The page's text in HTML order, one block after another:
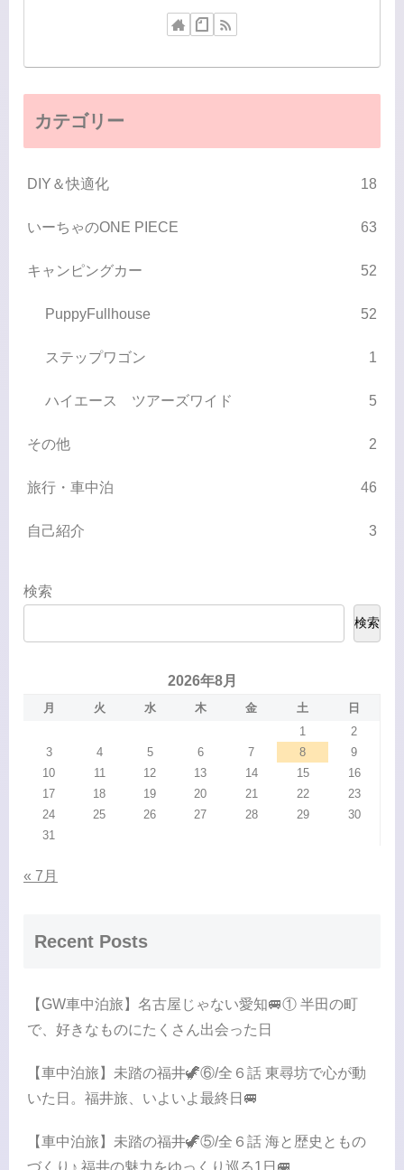
カテゴリー
DIY＆快適化 18
いーちゃのONE PIECE 63
キャンピングカー 52
PuppyFullhouse 52
ステップワゴン 1
ハイエース ツアーズワイド 5
その他 2
旅行・車中泊 46
自己紹介 3
検索
検索
2026年8月
月 火 水 木 金 土
日
1
2
3
4 5 6 7 8
9
10
11 12 13 14 15
16
17
18 19 20 21 22
23
24
25 26 27 28 29
30
31
« 7月
Recent Posts
【GW車中泊旅】名古屋じゃない愛知🚐① 半田の町
で、好きなものにたくさん出会った日
【車中泊旅】未踏の福井🦖⑥/全６話 東尋坊で心が動
いた日。福井旅、いよいよ最終日🚐
【車中泊旅】未踏の福井🦖⑤/全６話 海と歴史ともの